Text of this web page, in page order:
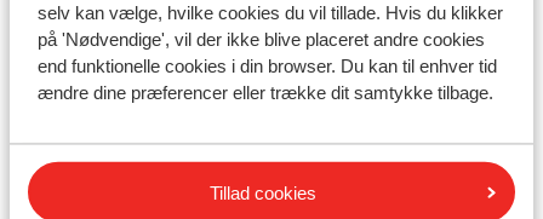
selv kan vælge, hvilke cookies du vil tillade. Hvis du klikker
på 'Nødvendige', vil der ikke blive placeret andre cookies
end funktionelle cookies i din browser. Du kan til enhver tid
ændre dine præferencer eller trække dit samtykke tilbage.
Tillad cookies
Hotel Pozzamanigoni
Hotel Digon
Hotel Grien